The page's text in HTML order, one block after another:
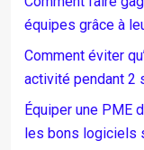
équipes grâce à
Comment éviter
activité pendant 2
Équiper une PME
les bons logiciels